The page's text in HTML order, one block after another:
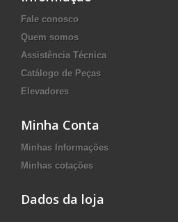
Fale conosco
Quem somos
Assistência Técnica
Catálogo de Peças
Elevadores
Minha Conta
Minhas Informações
Minhas cotações
Dados da loja